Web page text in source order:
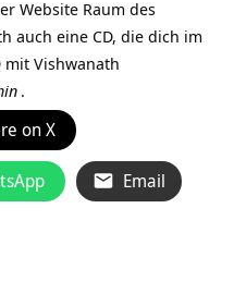
Website Raum des
auch eine CD, die dich im
mit Vishwanath
.
on X
Email